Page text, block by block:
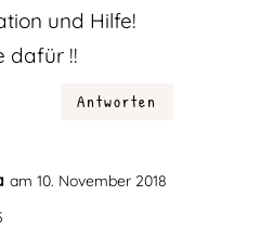
und Hilfe!
dafür !!
Antworten
am 10. November 2018